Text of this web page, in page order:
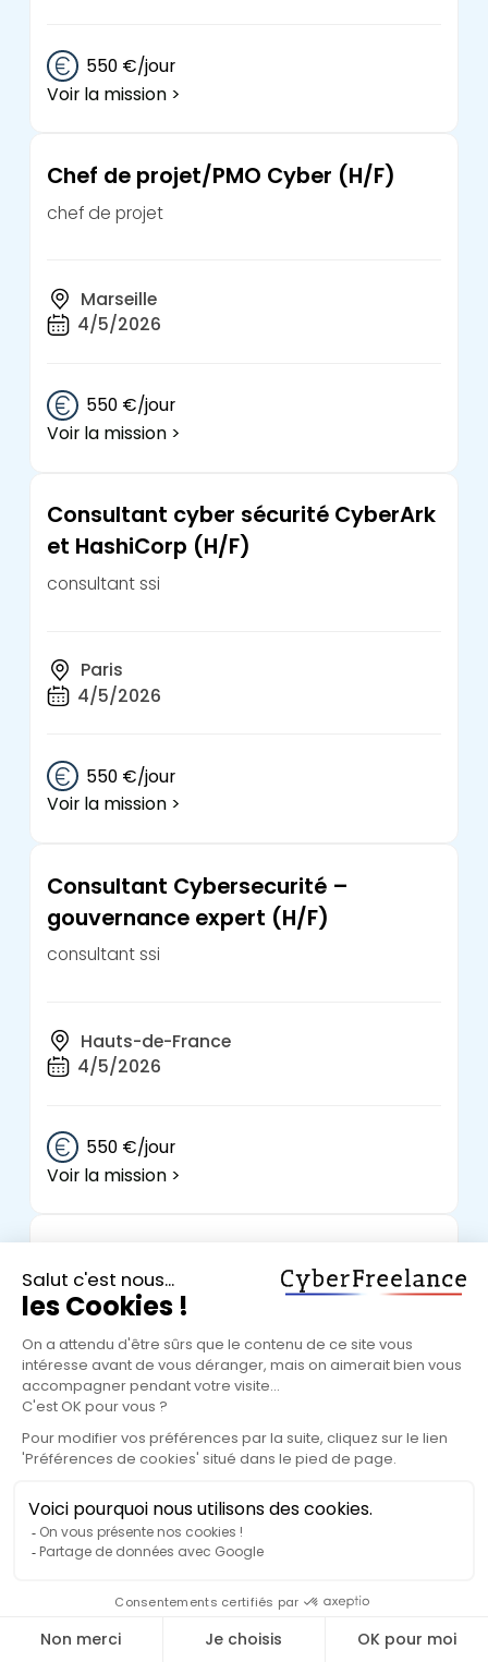
550 €/jour
Voir la mission >
Chef de projet/PMO Cyber (H/F)
chef de projet
Marseille
4/5/2026
550 €/jour
Voir la mission >
Consultant cyber sécurité CyberArk
et HashiCorp (H/F)
consultant ssi
Paris
4/5/2026
550 €/jour
Voir la mission >
Consultant Cybersecurité –
gouvernance expert (H/F)
consultant ssi
Hauts-de-France
4/5/2026
550 €/jour
Voir la mission >
sécurité (H/F)
Charleroi
4/5/2026
550 €/jour
Voir la mission >
INGENIEUR DEVOPS RESEAU &